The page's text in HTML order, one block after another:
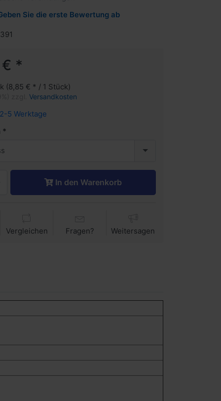
Sie die erste Bewertung ab
*
(8,85 € * / 1 Stück)
Versandkosten
2-5 Werktage
In den Warenkorb
Vergleichen Fragen? Weitersagen